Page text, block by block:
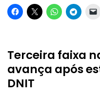
Terceira faixa
avança após
DNIT